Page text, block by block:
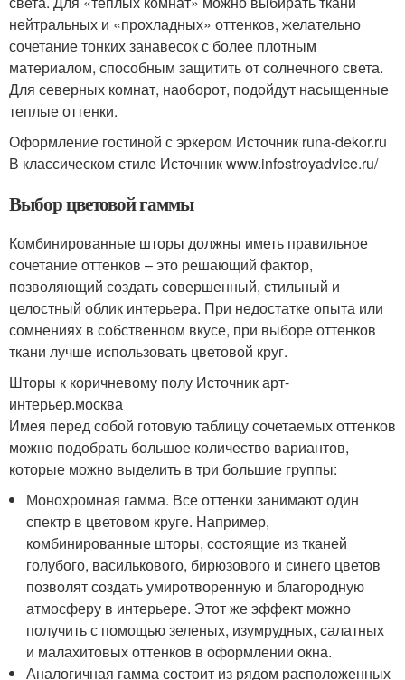
нейтральных и «прохладных» оттенков, желательно
сочетание тонких занавесок с более плотным
материалом, способным защитить от солнечного света.
Для северных комнат, наоборот, подойдут насыщенные
теплые оттенки.
Оформление гостиной с эркером Источник runa-dekor.ru
В классическом стиле Источник www.infostroyadvice.ru/
Выбор цветовой гаммы
Комбинированные шторы должны иметь правильное
сочетание оттенков – это решающий фактор,
позволяющий создать совершенный, стильный и
целостный облик интерьера. При недостатке опыта или
сомнениях в собственном вкусе, при выборе оттенков
ткани лучше использовать цветовой круг.
Шторы к коричневому полу Источник арт-
интерьер.москва
Имея перед собой готовую таблицу сочетаемых оттенков
можно подобрать большое количество вариантов,
которые можно выделить в три большие группы:
Монохромная гамма. Все оттенки занимают один
спектр в цветовом круге. Например,
комбинированные шторы, состоящие из тканей
голубого, василькового, бирюзового и синего цветов
позволят создать умиротворенную и благородную
атмосферу в интерьере. Этот же эффект можно
получить с помощью зеленых, изумрудных, салатных
и малахитовых оттенков в оформлении окна.
Аналогичная гамма состоит из рядом расположенных